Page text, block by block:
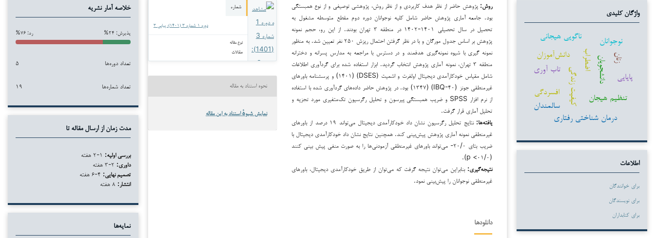
واژگان کلیدی
اضطراب دانشجویان کیفیت زندگی
نوجوانان
افسردگی
دانش‌آموزان زنان
تنظیم هیجان
درمان شناختی رفتاری
ناگویی هیجانی
تاب آوری
سالمندان
پایایی
اطلاعات
برای خوانندگان
برای نویسندگان
برای کتابداران
روش: پژوهش حاضر از نظر هدف کاربردی و از نظر روش، پژوهشی توصیفی و از نوع همبستگی
بود. جامعه آماری پژوهش حاضر شامل کلیه نوجوانان دوره دوم مقطع متوسطه مشغول به
تحصیل در سال تحصیلی ۱۴۰۱-۱۴۰۲ در منطقه ۳ تهران بودند. از این رو، حجم نمونه
پژوهش بر اساس جدول مورگان و با در نظر گرفتن احتمال ریزش ۲۵۰ نفر تعیین شد. به منظور
نمونه گیری با شیوه نمونه‌گیری هدفمند و در دسترس با مراجعه به مدارس پسرانه و دخترانه
منطقه ۳ تهران، نمونه آماری پژوهش انتخاب گردید. ابزار استفاده شده برای گردآوری اطلاعات
شامل مقیاس خودکارآمدی دیجیتال اولفرت و اشمیت (DSES) (۱۴۰۱) و پرسشنامه باورهای
غیرمنطقی جونز (IBQ-۴۰) (۱۳۴۷) بود. در پژوهش حاضر داده‌های گردآوری شده با استفاده
از نرم افزار SPSS و ضریب همبستگی پیرسون و تحلیل رگرسیون تک‌متغیری مورد تجزیه و
تحلیل آماری قرار گرفت.
یافته‌ها:
نتایج تحلیل رگرسیون نشان داد خودکارآمدی دیجیتال می‌تواند ۱۹ درصد از باورهای
غیرمنطقی نمونه آماری پژوهش پیش‌بینی کند. همچنین نتایج نشان داد خودکارآمدی دیجیتال با
ضریب بتای ۲۰/۰- می‌تواند باورهای غیرمنطقی آزمودنی‌ها را به صورت منفی پیش بینی کنند
(۰۱/۰> p).
نتیجه‌گیری: بنابراین می‌توان نتیجه گرفت که می‌توان از طریق خودکارآمدی دیجیتال، باورهای
غیرمنطقی نوجوانان را پیش‌بینی نمود.
دانلودها
شماره
دوره ۱ شماره ۳ (۱۴۰۱): پیاپی ۳
نوع مقاله
مقالات
نحوه استناد به مقاله
نمایش شیوهٔ استناد به این مقاله
خلاصه آمار نشریه
پذیرش: ۲۴% رد: ۷۶%
تعداد دوره‌ها ۵
تعداد شماره‌ها ۱۹
مدت زمان از ارسال مقاله تا
بررسی اولیه:
داوری:
تصمیم نهایی:
انتشار:
نمایه‌ها